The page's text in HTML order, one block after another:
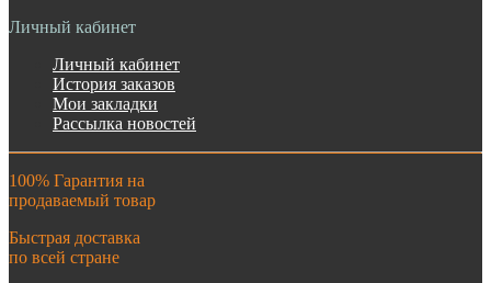
Личный кабинет
Личный кабинет
История заказов
Мои закладки
Рассылка новостей
100% Гарантия на
продаваемый товар
Быстрая доставка
по всей стране